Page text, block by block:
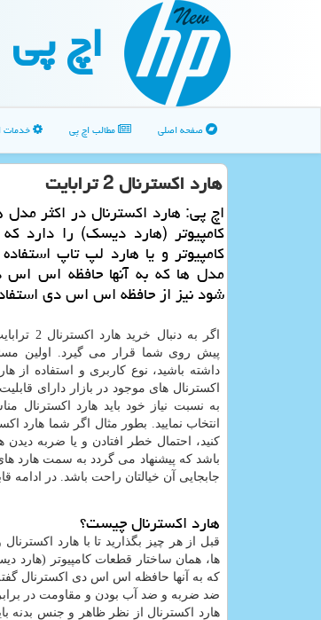
اچ پی
صفحه اصلی مطالب اچ پی خدمات
هارد اكسترنال 2 ترابایت
اچ پی: هارد اكسترنال در اكثر مدل
كامپیوتر (هارد دیسك) را دارد
كامپیوتر و یا هارد لپ تاپ
مدل ها كه به آنها حافظه اس اس
شود نیز از حافظه اس اس دی
اگر به
پیش روی شما قرار می گیرد. اولین
داشته باشید، نوع کاربری و استفاده از
اکسترنال های موجود در بازار دارای
به نسبت نیاز خود باید هارد اکسترنال
انتخاب نمایید. بطور مثال اگر شما هارد
کنید، احتمال خطر افتادن و یا ضربه دیدن
باشد که پیشنهاد می گردد به سمت هارد
جابجایی آن خیالتان راحت باشد. در ادامه
هارد اکسترنال چیست؟
قبل از هر چیز بگذارید تا با هارد
ها، همان ساختار قطعات کامپیوتر (هارد
که به آنها حافظه اس اس دی اکسترنال
ضد ضربه و ضد آب بودن و مقاومت در
هارد اکسترنال از نظر ظاهر و جنس